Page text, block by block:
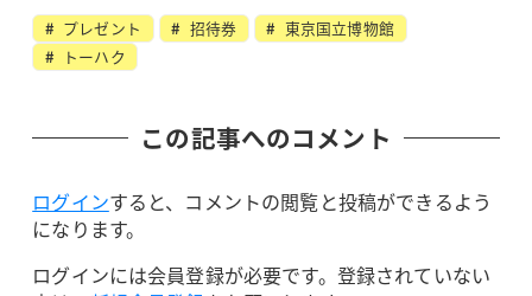
プレゼント 招待券
東京国立博物館
トーハク
この記事へのコメント
ログインすると、コメントの閲覧と投稿ができるよう
になります。
ログインには会員登録が必要です。登録されていない